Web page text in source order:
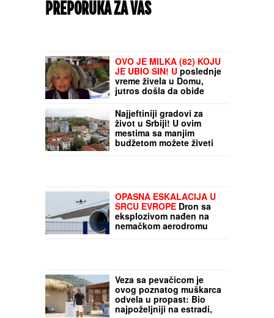
PREPORUKA ZA VAS
OVO JE MILKA (82) KOJU
JE UBIO SIN! U poslednje
vreme živela u Domu,
jutros došla da obiđe
SMRTI! (FOTO, VIDEO)
Najjeftiniji gradovi za
život u Srbiji! U ovim
mestima sa manjim
budžetom možete živeti
OPASNA ESKALACIJA U
SRCU EVROPE Dron sa
eksplozivom nađen na
nemačkom aerodromu
Veza sa pevačicom je
ovog poznatog muškarca
odvela u propast: Bio
najpoželjniji na estradi,